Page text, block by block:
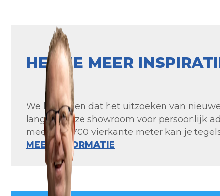
HEB JE MEER
We begrijpen dat het uitzoeken van
langs in onze showroom voor persoonlijk
meer dan 700 vierkante meter kan je
MEER INFORMATIE